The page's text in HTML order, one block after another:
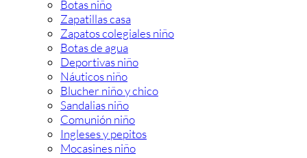
Botas niño
Zapatillas casa
Zapatos colegiales niño
Botas de agua
Deportivas niño
Náuticos niño
Blucher niño y chico
Sandalias niño
Comunión niño
Ingleses y pepitos
Mocasines niño